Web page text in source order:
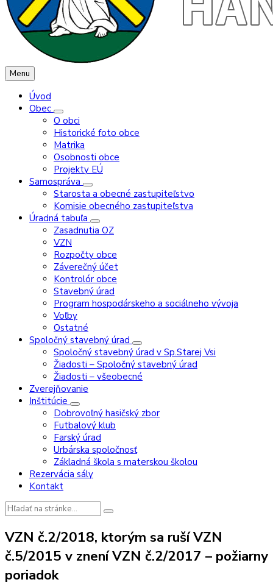
Menu
Úvod
Obec
O obci
Historické foto obce
Matrika
Osobnosti obce
Projekty EÚ
Samospráva
Starosta a obecné zastupiteľstvo
Komisie obecného zastupiteľstva
Úradná tabuľa
Zasadnutia OZ
VZN
Rozpočty obce
Záverečný účet
Kontrolór obce
Stavebný úrad
Program hospodárskeho a sociálneho vývoja
Voľby
Ostatné
Spoločný stavebný úrad
Spoločný stavebný úrad v Sp.Starej Vsi
Žiadosti – Spoločný stavebný úrad
Žiadosti – všeobecné
Zverejňovanie
Inštitúcie
Dobrovoľný hasičský zbor
Futbalový klub
Farský úrad
Urbárska spoločnosť
Základná škola s materskou školou
Rezervácia sály
Kontakt
Vyhľadávanie:
VZN č.2/2018, ktorým sa ruší VZN
č.5/2015 v znení VZN č.2/2017 – požiarny
poriadok